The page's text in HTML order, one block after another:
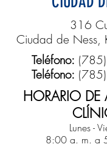
316
Ciudad de Ness,
Teléfono:
Teléfono:
HORARIO
Lunes -
8:00 a. m. a